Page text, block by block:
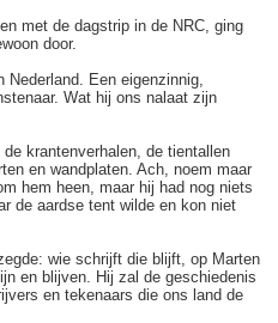
met de dagstrip in de NRC, ging
door.
Een eigenzinnig,
Wat hij ons nalaat zijn
krantenverhalen, de tientallen
en wandplaten. Ach, noem maar
hem heen, maar hij had nog niets
de aardse tent wilde en kon niet
wie schrijft die blijft, op Marten
en blijven. Hij zal de geschiedenis
en tekenaars die ons land de